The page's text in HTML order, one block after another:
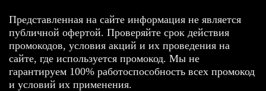
Представленная на сайте информация не является
публичной офертой. Проверяйте срок действия
промокодов, условия акций и их проведения на
сайте, где используется промокод. Мы не
гарантируем 100% работоспособность всех промокод
и условий их применения.